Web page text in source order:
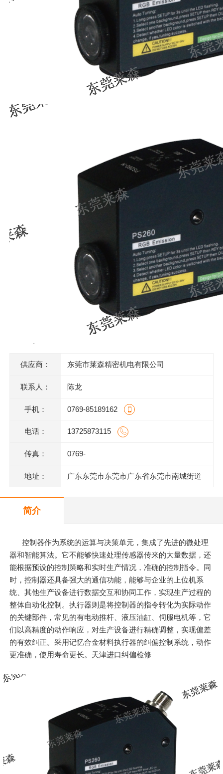
供应商： 东莞市莱森精密机电有限公司
联系人： 陈龙
手机： 0769-85189162
电话： 13725873115
传真： 0769-
地址： 广东东莞市东莞市广东省东莞市南城街道
简介
控制器作为系统的运算与决策单元，集成了先进的微处理
器和智能算法。它不能够快速处理传感器传来的大量数据，还
能根据预设的控制策略和实时生产情况，准确的控制指令。同
时，控制器还具备强大的通信功能，能够与企业的上位机系
统、其他生产设备进行数据交互和协同工作，实现生产过程的
整体自动化控制。执行器则是将控制器的指令转化为实际动作
的关键部件，常见的有电动推杆、液压油缸、伺服电机等，它
们以高精度的动作响应，对生产设备进行精确调整，实现偏差
的有效纠正。采用记忆合金材料执行器的纠偏控制系统，动作
更准确，使用寿命更长。天津进口纠偏检修